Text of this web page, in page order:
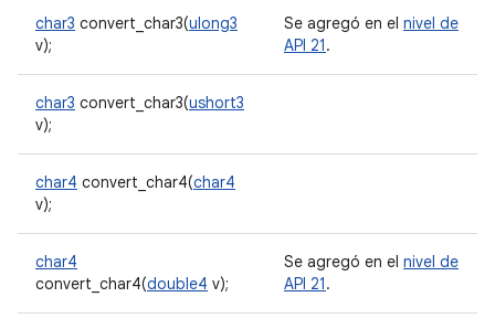
char3 convert_char3(ulong3
v);
Se agregó en el nivel de
API 21.
char3 convert_char3(ushort3
v);
char4 convert_char4(char4
v);
char4
convert_char4(double4 v);
Se agregó en el nivel de
API 21.